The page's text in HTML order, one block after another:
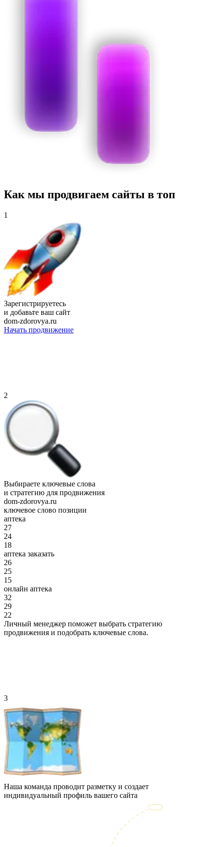
Как мы продвигаем сайты в топ
1
Зарегистрируетесь
и добавьте ваш сайт
dom-zdorovya.ru
Начать продвижение
2
Выбираете ключевые слова
и стратегию для продвижения
dom-zdorovya.ru
ключевое слово позиции
аптека
27
24
18
аптека заказать
26
25
15
онлайн аптека
32
29
22
Личный менеджер поможет выбрать стратегию
продвижения и подобрать ключевые слова.
3
Наша команда проводит разметку и создает
индивидуальный профиль вашего сайта